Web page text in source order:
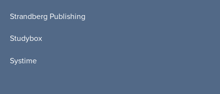
Strandberg Publishing
Studybox
Systime